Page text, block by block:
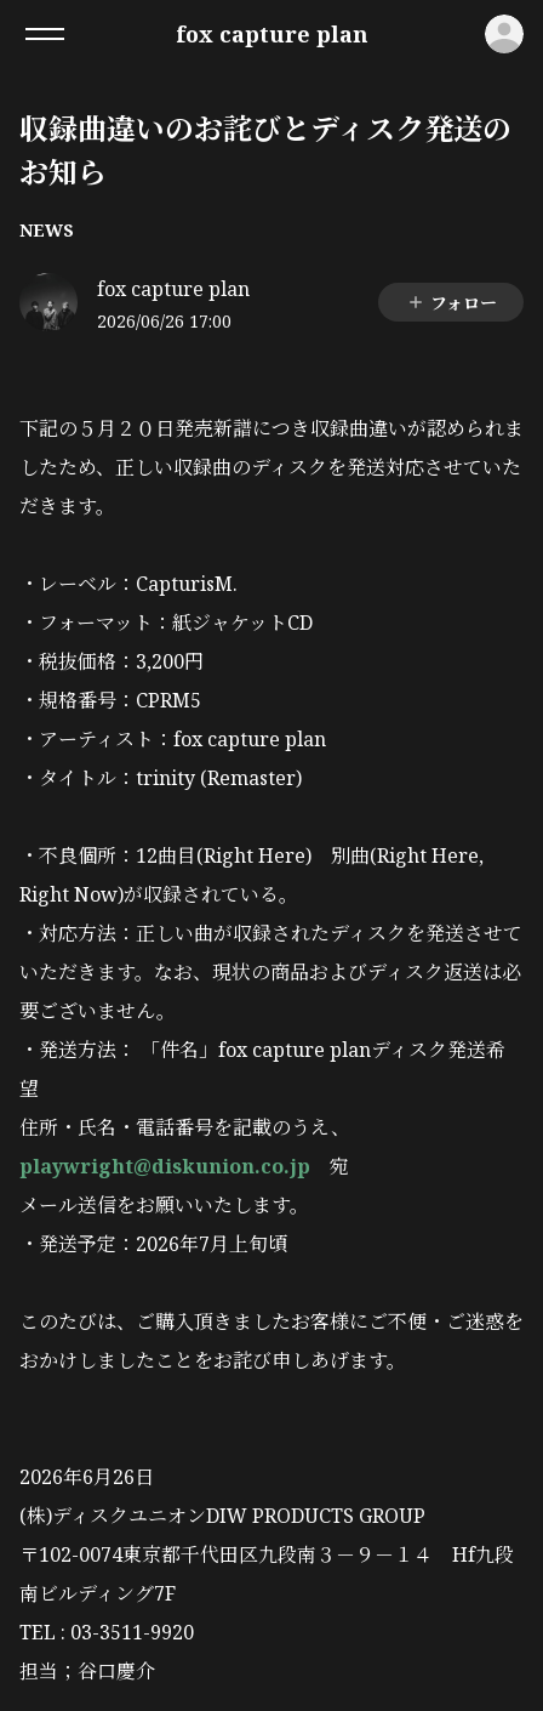
fox capture plan
収録曲違いのお詫びとディスク発送の
お知ら
NEWS
fox capture plan
2026/06/26 17:00
フォロー
下記の５月２０日発売新譜につき収録曲違いが認められま
したため、正しい収録曲のディスクを発送対応させていた
だきます。
・レーベル：CapturisM.
・フォーマット：紙ジャケットCD
・税抜価格：3,200円
・規格番号：CPRM5
・アーティスト：fox capture plan
・タイトル：trinity (Remaster)
・不良個所：12曲目(Right Here) 別曲(Right Here,
Right Now)が収録されている。
・対応方法：正しい曲が収録されたディスクを発送させて
いただきます。なお、現状の商品およびディスク返送は必
要ございません。
・発送方法： 「件名」fox capture planディスク発送希
望
住所・氏名・電話番号を記載のうえ、
playwright@diskunion.co.jp 宛
メール送信をお願いいたします。
・発送予定：2026年7月上旬頃
このたびは、ご購入頂きましたお客様にご不便・ご迷惑を
おかけしましたことをお詫び申しあげます。
2026年6月26日
(株)ディスクユニオンDIW PRODUCTS GROUP
〒102-0074東京都千代田区九段南３－９－１４ Hf九段
南ビルディング7F
TEL : 03-3511-9920
担当；谷口慶介